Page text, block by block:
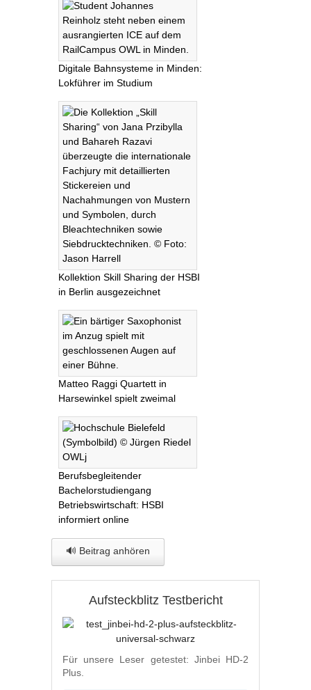
Digitale Bahnsysteme in Minden:
Lokführer im Studium
Kollektion Skill Sharing der HSBI
in Berlin ausgezeichnet
Matteo Raggi Quartett in
Harsewinkel spielt zweimal
Berufsbegleitender
Bachelorstudiengang
Betriebswirtschaft: HSBI
informiert online
🔊 Beitrag anhören
Aufsteckblitz Testbericht
Für unsere Leser getestet: Jinbei HD-2
Plus.